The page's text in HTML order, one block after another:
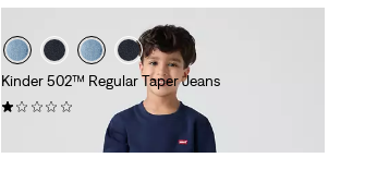
Kinder 502™ Regular Taper Jeans